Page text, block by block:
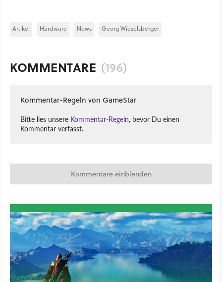
Artikel Hardware News Georg Wieselsberger
KOMMENTARE (196)
Kommentar-Regeln von GameStar
Bitte lies unsere Kommentar-Regeln, bevor Du einen
Kommentar verfasst.
Kommentare einblenden